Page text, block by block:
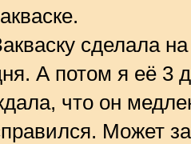
сделала
А потом я её 3
что он
Может